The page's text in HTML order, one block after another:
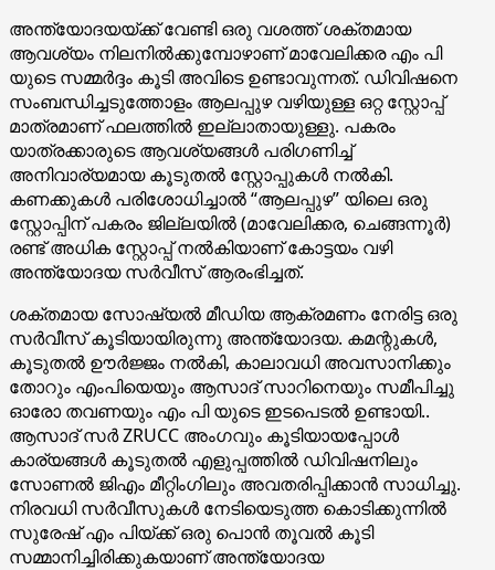
അന്ത്യോദയയ്‌ക്ക് വേണ്ടി ഒരു വശത്ത് ശക്തമായ
ആവശ്യം നിലനിൽക്കുമ്പോഴാണ് മാവേലിക്കര എം പി
യുടെ സമ്മർദ്ദം കൂടി അവിടെ ഉണ്ടാവുന്നത്. ഡിവിഷനെ
സംബന്ധിച്ചടുത്തോളം ആലപ്പുഴ വഴിയുള്ള ഒറ്റ സ്റ്റോപ്പ്‌
മാത്രമാണ് ഫലത്തിൽ ഇല്ലാതായുള്ളു. പകരം
യാത്രക്കാരുടെ ആവശ്യങ്ങൾ പരിഗണിച്ച്
അനിവാര്യമായ കൂടുതൽ സ്റ്റോപ്പുകൾ നൽകി.
കണക്കുകൾ പരിശോധിച്ചാൽ “ആലപ്പുഴ” യിലെ ഒരു
സ്റ്റോപ്പിന് പകരം ജില്ലയിൽ (മാവേലിക്കര, ചെങ്ങന്നൂർ)
രണ്ട് അധിക സ്റ്റോപ്പ് നൽകിയാണ് കോട്ടയം വഴി
അന്ത്യോദയ സർവീസ് ആരംഭിച്ചത്.
ശക്തമായ സോഷ്യൽ മീഡിയ ആക്രമണം നേരിട്ട ഒരു
സർവീസ് കൂടിയായിരുന്നു അന്ത്യോദയ. കമന്റുകൾ,
കൂടുതൽ ഊർജ്ജം നൽകി, കാലാവധി അവസാനിക്കും
തോറും എംപിയെയും ആസാദ് സാറിനെയും സമീപിച്ചു
ഓരോ തവണയും എം പി യുടെ ഇടപെടൽ ഉണ്ടായി..
ആസാദ് സർ ZRUCC അംഗവും കൂടിയായപ്പോൾ
കാര്യങ്ങൾ കൂടുതൽ എളുപ്പത്തിൽ ഡിവിഷനിലും
സോണൽ ജിഎം മീറ്റിംഗിലും അവതരിപ്പിക്കാൻ സാധിച്ചു.
നിരവധി സർവീസുകൾ നേടിയെടുത്ത കൊടിക്കുന്നിൽ
സുരേഷ് എം പിയ്‌ക്ക് ഒരു പൊൻ തൂവൽ കൂടി
സമ്മാനിച്ചിരിക്കുകയാണ് അന്ത്യോദയ